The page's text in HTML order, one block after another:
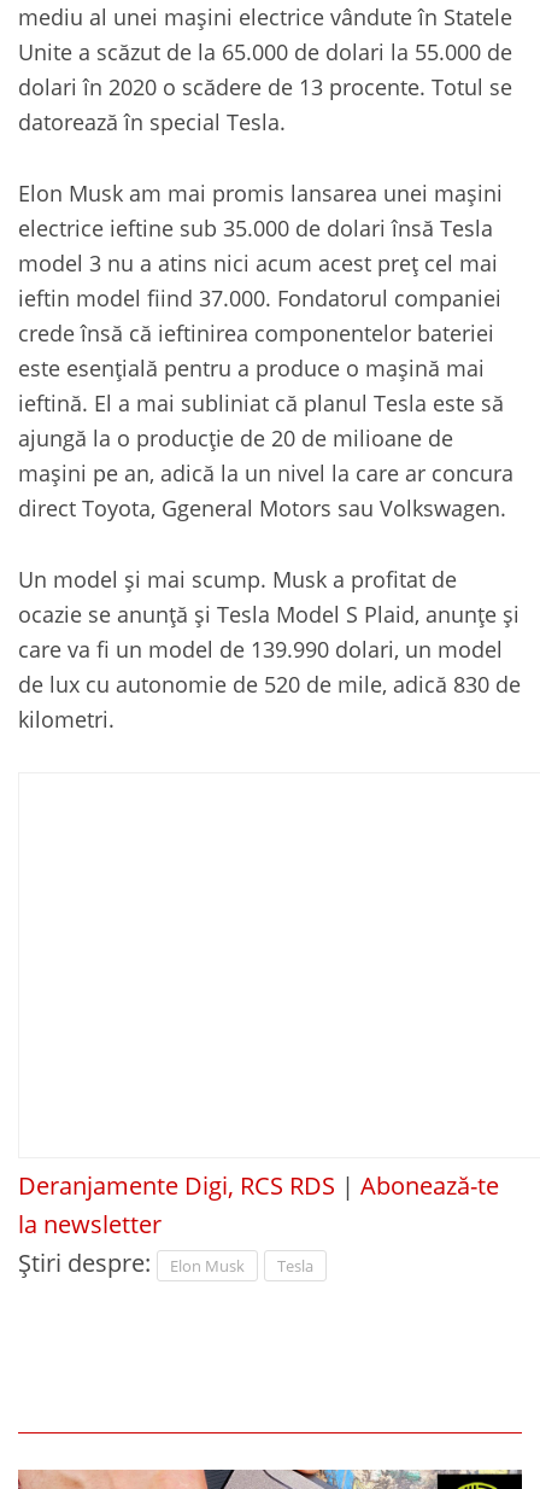
mediu al unei mașini electrice vândute în Statele
Unite a scăzut de la 65.000 de dolari la 55.000 de
dolari în 2020 o scădere de 13 procente. Totul se
datorează în special Tesla.
Elon Musk am mai promis lansarea unei mașini
electrice ieftine sub 35.000 de dolari însă Tesla
model 3 nu a atins nici acum acest preț cel mai
ieftin model fiind 37.000. Fondatorul companiei
crede însă că ieftinirea componentelor bateriei
este esențială pentru a produce o mașină mai
ieftină. El a mai subliniat că planul Tesla este să
ajungă la o producție de 20 de milioane de
mașini pe an, adică la un nivel la care ar concura
direct Toyota, Ggeneral Motors sau Volkswagen.
Un model și mai scump. Musk a profitat de
ocazie se anunță și Tesla Model S Plaid, anunțe și
care va fi un model de 139.990 dolari, un model
de lux cu autonomie de 520 de mile, adică 830 de
kilometri.
Deranjamente Digi, RCS RDS | Abonează-te
la newsletter
Știri despre:
Elon Musk Tesla